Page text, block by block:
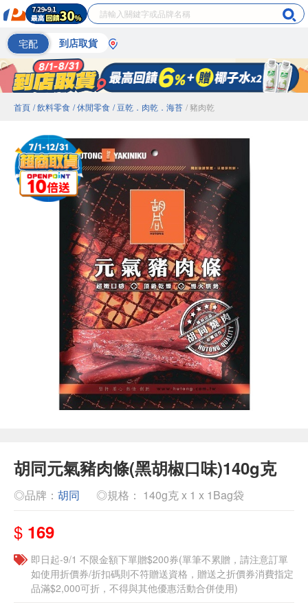
宅配 到店取貨
首頁 / 飲料零食 / 休閒零食 / 豆乾．肉乾．海苔 / 豬肉乾
胡同元氣豬肉條(黑胡椒口味)140g克
◎品牌： 胡同 ◎規格： 140g克 x 1 x 1Bag袋
$ 169
即日起-9/1 不限金額下單贈$200券(單筆不累贈，請注意訂單
如使用折價券/折扣碼則不符贈送資格，贈送之折價券消費指定
品滿$2,000可折，不得與其他優惠活動合併使用)